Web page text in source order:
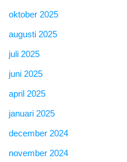
oktober 2025
augusti 2025
juli 2025
juni 2025
april 2025
januari 2025
december 2024
november 2024